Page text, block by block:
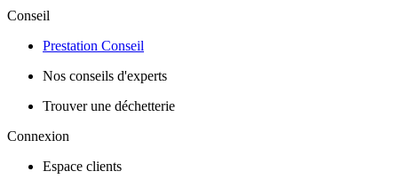
Conseil
Prestation Conseil
Nos conseils d'experts
Trouver une déchetterie
Connexion
Espace clients